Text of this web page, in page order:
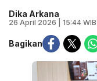
Dika Arkana
26 April 2026 | 15:44 WIB
Bagikan